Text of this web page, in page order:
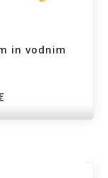
in vodnim